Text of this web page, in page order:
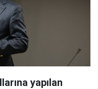
yapılan